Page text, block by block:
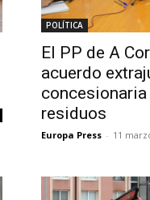
POLÍTICA
El PP de A
acuerdo
residuos
Europa Press - 11